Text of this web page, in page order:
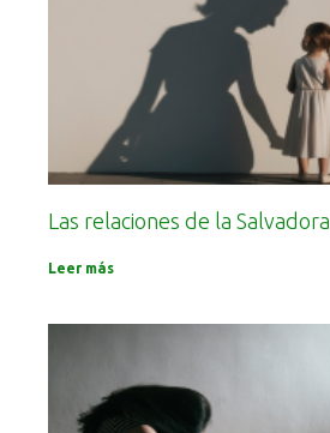
Las relaciones de la Salvadora
Leer más